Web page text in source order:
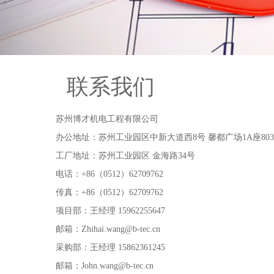
联系我们
苏州博才机电工程有限公司
办公地址：苏州工业园区中新大道西8号 馨都广场1A座
工厂地址：苏州工业园区 金海路34号
电话：+86（0512）62709762
传真：+86（0512）62709762
项目部：王经理 15962255647
邮箱：Zhihai.wang@b-tec.cn
采购部：王经理 15862361245
邮箱：John.wang@b-tec.cn